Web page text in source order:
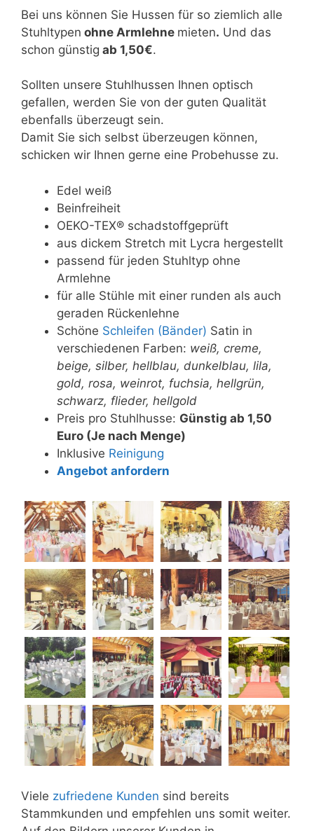
Bei uns können Sie Hussen für so ziemlich alle
Stuhltypen ohne Armlehne mieten. Und das
schon günstig ab 1,50€.
Sollten unsere Stuhlhussen Ihnen optisch
gefallen, werden Sie von der guten Qualität
ebenfalls überzeugt sein.
Damit Sie sich selbst überzeugen können,
schicken wir Ihnen gerne eine Probehusse zu.
Edel weiß
Beinfreiheit
OEKO-TEX® schadstoffgeprüft
aus dickem Stretch mit Lycra hergestellt
passend für jeden Stuhltyp ohne
Armlehne
für alle Stühle mit einer runden als auch
geraden Rückenlehne
Schöne Schleifen (Bänder) Satin in
verschiedenen Farben: weiß, creme,
beige, silber, hellblau, dunkelblau, lila,
gold, rosa, weinrot, fuchsia, hellgrün,
schwarz, flieder, hellgold
Preis pro Stuhlhusse: Günstig ab 1,50
Euro (Je nach Menge)
Inklusive Reinigung
Angebot anfordern
Viele zufriedene Kunden sind bereits
Stammkunden und empfehlen uns somit weiter.